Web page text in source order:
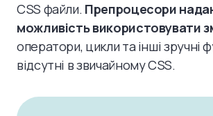
CSS файли. Препроцесори
можливість використовувати
оператори, цикли та інші зручні
відсутні в звичайному CSS.